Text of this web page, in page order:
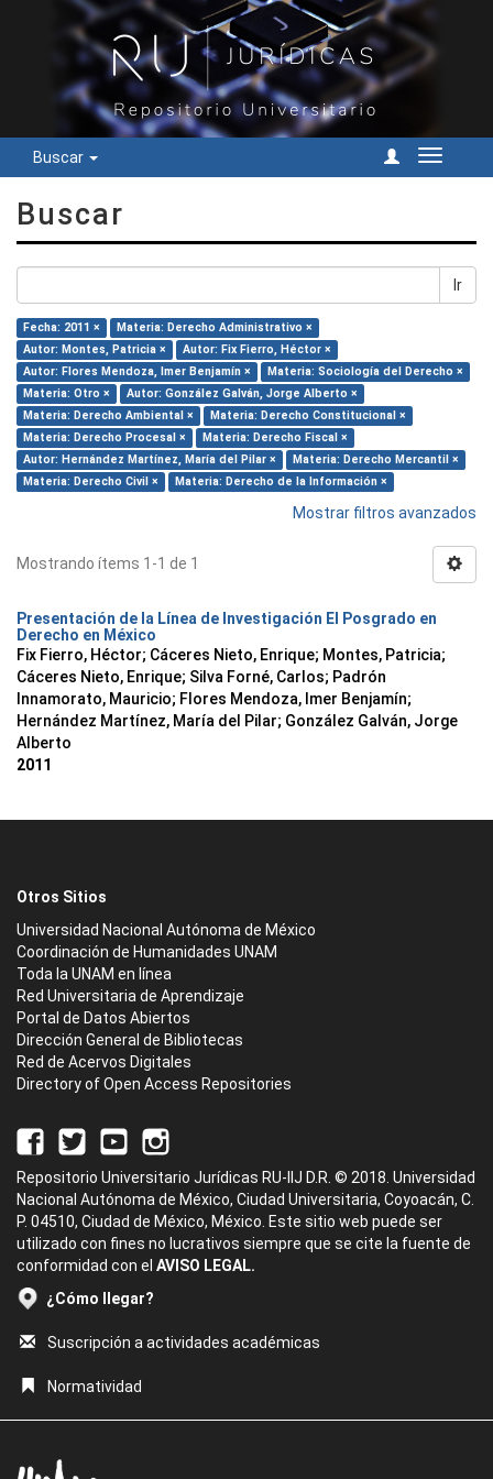
Buscar
Cambiar
Buscar
Ir
Fecha: 2011 ×
Materia: Derecho Administrativo ×
Autor: Montes, Patricia ×
Autor: Fix Fierro, Héctor ×
Autor: Flores Mendoza, Imer Benjamín ×
Materia: Sociología del Derecho ×
Materia: Otro ×
Autor: González Galván, Jorge Alberto ×
Materia: Derecho Ambiental ×
Materia: Derecho Constitucional ×
Materia: Derecho Procesal ×
Materia: Derecho Fiscal ×
Autor: Hernández Martínez, María del Pilar ×
Materia: Derecho Mercantil ×
Materia: Derecho Civil ×
Materia: Derecho de la Información ×
Mostrar filtros avanzados
Mostrando ítems 1-1 de 1
Presentación de la Línea de Investigación El Posgrado en
Derecho en México
Fix Fierro, Héctor; Cáceres Nieto, Enrique; Montes, Patricia;
Cáceres Nieto, Enrique; Silva Forné, Carlos; Padrón
Innamorato, Mauricio; Flores Mendoza, Imer Benjamín;
Hernández Martínez, María del Pilar; González Galván, Jorge
Alberto
2011
Otros Sitios
Universidad Nacional Autónoma de México
Coordinación de Humanidades UNAM
Toda la UNAM en línea
Red Universitaria de Aprendizaje
Portal de Datos Abiertos
Dirección General de Bibliotecas
Red de Acervos Digitales
Directory of Open Access Repositories
Repositorio Universitario Jurídicas RU-IIJ D.R. © 2018. Universidad
Nacional Autónoma de México, Ciudad Universitaria, Coyoacán, C.
P. 04510, Ciudad de México, México. Este sitio web puede ser
utilizado con fines no lucrativos siempre que se cite la fuente de
conformidad con el AVISO LEGAL.
¿Cómo llegar?
Suscripción a actividades académicas
Normatividad